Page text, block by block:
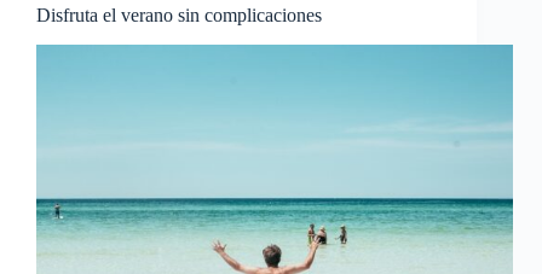
Disfruta el verano sin complicaciones